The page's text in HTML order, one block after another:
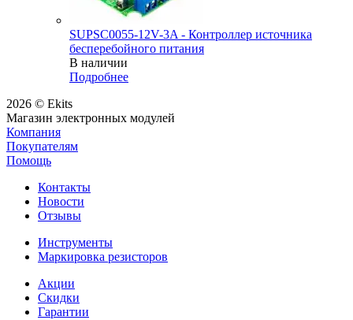
SUPSC0055-12V-3A - Контроллер источника
бесперебойного питания
В наличии
Подробнее
2026 © Ekits
Магазин электронных модулей
Компания
Покупателям
Помощь
Контакты
Новости
Отзывы
Инструменты
Маркировка резисторов
Акции
Скидки
Гарантии